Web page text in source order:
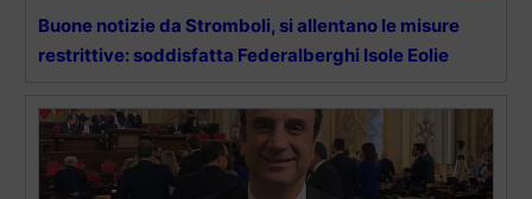
Buone notizie da Stromboli, si allentano le misure
restrittive: soddisfatta Federalberghi Isole Eolie